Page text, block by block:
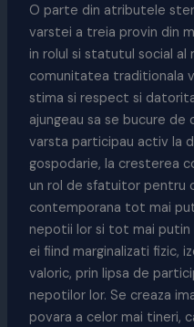
O parte din atributele
varstei a treia provin din
in rolul si statutul social al
comunitatea traditionala
stima si respect si
ajungeau sa se bucure
varsta participau activ la
gospodarie, la cresterea
un rol de sfatuitor pentru
contemporana tot mai
nepotii lor si tot mai putin
ei fiind marginalizati fizic,
valoric, prin lipsa de
nepotilor lor. Se creaza
povara a celor mai tineri,